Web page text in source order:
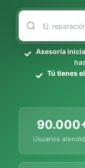
Asesoría
Tú tienes
Usuarios